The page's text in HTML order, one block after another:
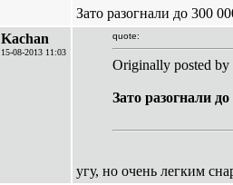
Зато разогнали до 300
Kachan
15-08-2013 11:03
quote:
Originally posted by
Зато разогнали
угу, но очень легким